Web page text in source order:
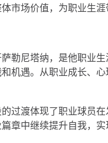
市场价值，为职业生涯
勒尼塔纳，是他职业
机遇。从职业成长、
过渡体现了职业球员
章中继续提升自我，